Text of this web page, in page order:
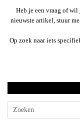
Heb je een vraag of wil
nieuwste artikel, stuur
Op zoek naar iets